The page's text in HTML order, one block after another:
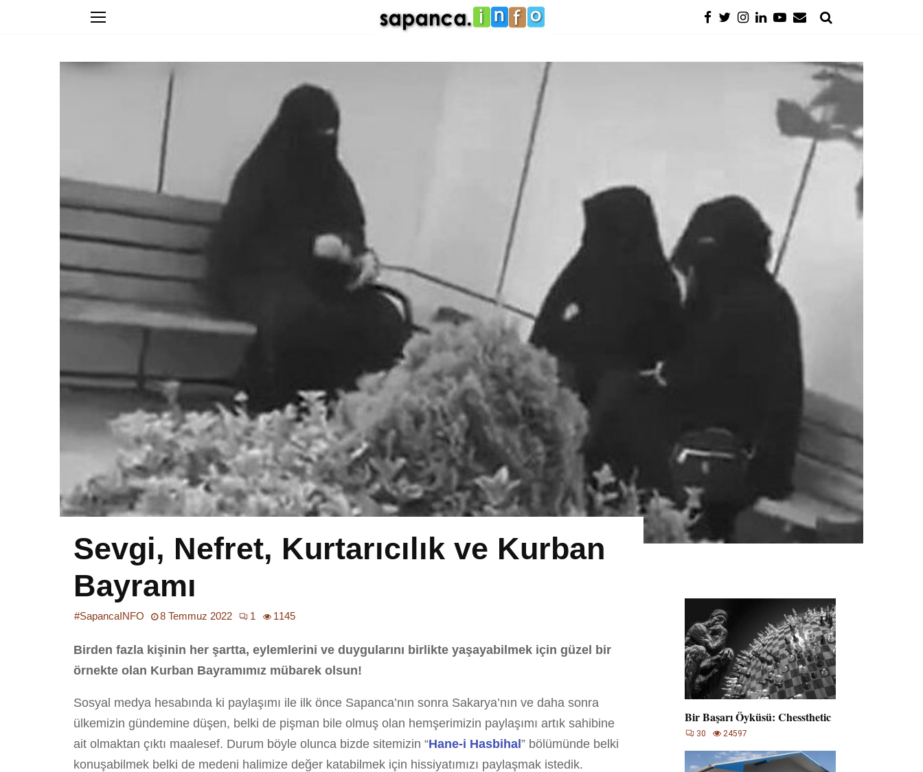
Sevgi, Nefret, Kurtarıcılık ve Kurban
Bayramı
#SapancaINFO 8 Temmuz 2022 1 1145
Birden fazla kişinin her şartta, eylemlerini ve duygularını birlikte yaşayabilmek için güzel bir
örnekte olan Kurban Bayramımız mübarek olsun!
Sosyal medya hesabında ki paylaşımı ile ilk önce Sapanca’nın sonra Sakarya’nın ve daha sonra
ülkemizin gündemine düşen, belki de pişman bile olmuş olan hemşerimizin paylaşımı artık sahibine
ait olmaktan çıktı maalesef. Durum böyle olunca bizde sitemizin “Hane-i Hasbihal” bölümünde belki
konuşabilmek belki de medeni halimize değer katabilmek için hissiyatımızı paylaşmak istedik.
Bir Başarı Öyküsü: Chessthetic
30 24597